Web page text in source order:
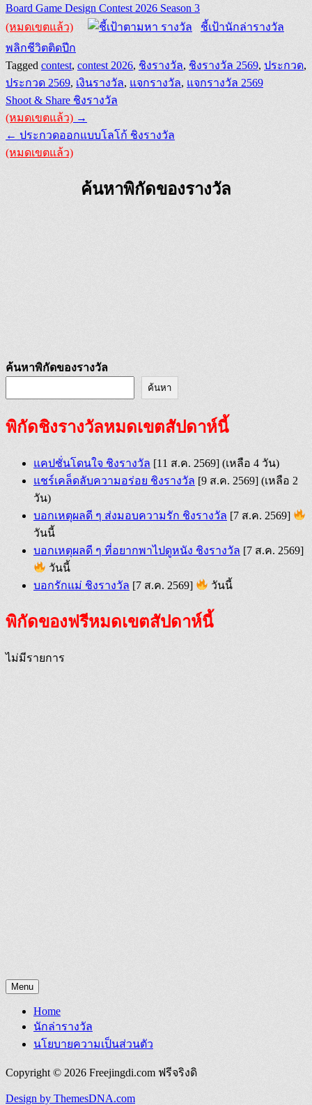
Board Game Design Contest 2026 Season 3
(หมดเขตแล้ว)
ชี้เป้านักล่ารางวัล
พลิกชีวิตติดปีก
Tagged contest, contest 2026, ชิงรางวัล, ชิงรางวัล 2569, ประกวด,
ประกวด 2569, เงินรางวัล, แจกรางวัล, แจกรางวัล 2569
Post
navigation
Shoot & Share ชิงรางวัล
(หมดเขตแล้ว) →
← ประกวดออกแบบโลโก้ ชิงรางวัล
(หมดเขตแล้ว)
ค้นหาพิกัดของรางวัล
ค้นหาพิกัดของรางวัล
ค้นหา
พิกัดชิงรางวัลหมดเขตสัปดาห์นี้
แคปชั่นโดนใจ ชิงรางวัล [11 ส.ค. 2569] (เหลือ 4 วัน)
แชร์เคล็ดลับความอร่อย ชิงรางวัล [9 ส.ค. 2569] (เหลือ 2
วัน)
บอกเหตุผลดี ๆ ส่งมอบความรัก ชิงรางวัล [7 ส.ค. 2569]
วันนี้
บอกเหตุผลดี ๆ ที่อยากพาไปดูหนัง ชิงรางวัล [7 ส.ค. 2569]
วันนี้
บอกรักแม่ ชิงรางวัล [7 ส.ค. 2569] วันนี้
พิกัดของฟรีหมดเขตสัปดาห์นี้
ไม่มีรายการ
Menu
Home
นักล่ารางวัล
นโยบายความเป็นส่วนตัว
Copyright © 2026 Freejingdi.com ฟรีจริงดิ
Design by ThemesDNA.com